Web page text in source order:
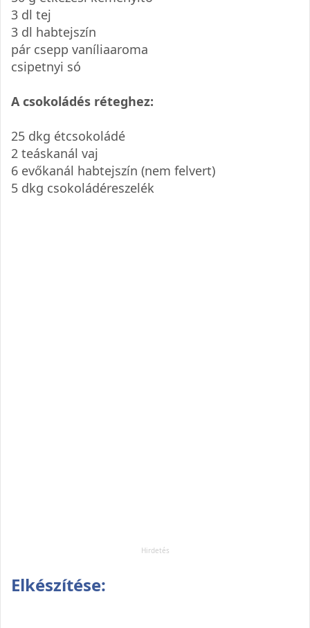
3 dl tej
3 dl habtejszín
pár csepp vaníliaaroma
csipetnyi só
A csokoládés réteghez:
25 dkg étcsokoládé
2 teáskanál vaj
6 evőkanál habtejszín (nem felvert)
5 dkg csokoládéreszelék
Elkészítése: